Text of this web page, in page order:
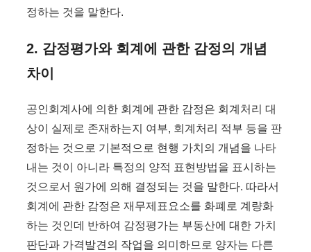
정하는 것을 말한다.
2. 감정평가와 회계에 관한 감정의 개념
차이
공인회계사에 의한 회계에 관한 감정은 회계처리 대
상이 실제로 존재하는지 여부, 회계처리 적부 등을 판
정하는 것으로 기본적으로 현행 가치의 개념을 나타
내는 것이 아니라 특정의 양적 표현방법을 표시하는
것으로서 원가에 의해 결정되는 것을 말한다. 따라서
회계에 관한 감정은 재무제표요소를 화폐로 계량화
하는 것인데 반하여 감정평가는 부동산에 대한 가치
판단과 가격발견의 작업을 의미하므로 양자는 다른